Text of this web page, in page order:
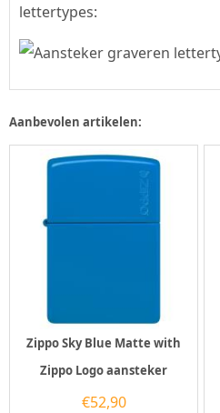
lettertypes:
Aanbevolen artikelen:
Zippo Sky Blue Matte with
Zippo Logo aansteker
€52,90